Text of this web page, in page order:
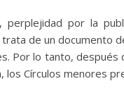
por la
de un documento
Por lo tanto,
Círculos menores